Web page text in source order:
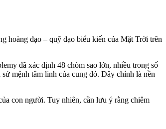
hoàng đạo – quỹ đạo biểu kiến của Mặt Trời trên
đã xác định 48 chòm sao lớn, nhiều trong số
mệnh tâm linh của cung đó. Đây chính là nền
con người. Tuy nhiên, cần lưu ý rằng chiêm